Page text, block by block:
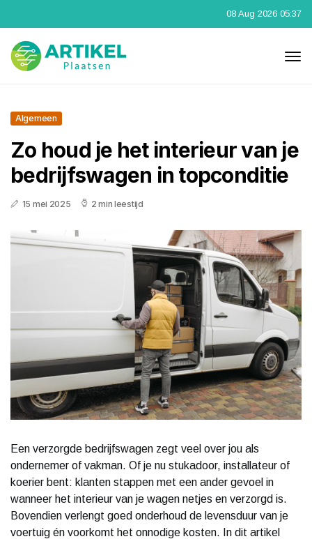
08 Aug 2026 05:37
Algemeen
Zo houd je het interieur van je
bedrijfswagen in topconditie
15 mei 2025 2 min leestijd
Een verzorgde bedrijfswagen zegt veel over jou als
ondernemer of vakman. Of je nu stukadoor, installateur of
koerier bent: klanten stappen met een ander gevoel in
wanneer het interieur van je wagen netjes en verzorgd is.
Bovendien verlengt goed onderhoud de levensduur van je
voertuig én voorkomt het onnodige kosten. In dit artikel